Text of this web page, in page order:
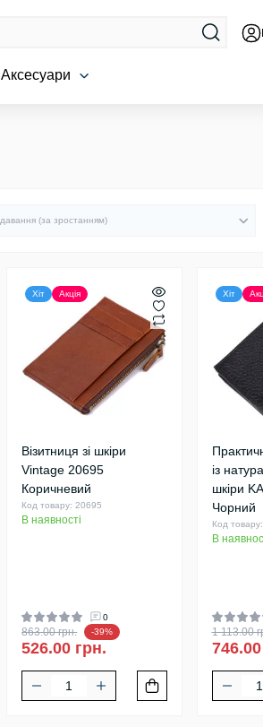
Аксесуари
Хіт Акція
Візитниця зі шкіри
Vintage 20695
Коричневий
Код товару: 20695
В наявності
0
863.00 грн. -39%
526.00 грн.
Хіт
із
шкіри
Чорний
Код
В
1 113.00